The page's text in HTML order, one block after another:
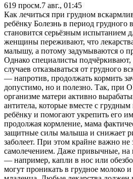
619 просм.7 авг., 01:45
Как лечиться при грудном
ребёнку Болезнь в период грудного
становится серьёзным испытанием
женщины переживают, что
малышу, а потому задумываются о
Однако специалисты подчёркивают,
случаев отказываться от грудного
— напротив, продолжать кормить
допустимо, но и полезно. Так, при
организме матери активно
антитела, которые вместе с
ребёнку и помогают укрепить его
продолжая кормление, мама
защитные силы малыша и снижает
заболеет. При этом крайне важно не
самолечением. Даже привычные, на
— например, капли в нос или
могут проникать в грудное молоко